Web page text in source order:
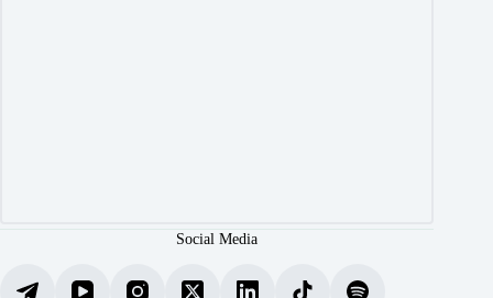
Social Media